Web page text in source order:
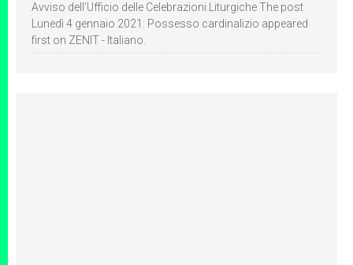
Avviso dell’Ufficio delle Celebrazioni Liturgiche The post
Lunedì 4 gennaio 2021: Possesso cardinalizio appeared
first on ZENIT - Italiano.